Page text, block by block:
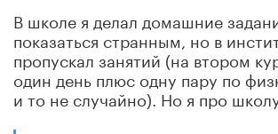
В школе я делал домашние
показаться странным, но в
пропускал занятий (на втором
один день плюс одну пару по
и то не случайно). Но я про